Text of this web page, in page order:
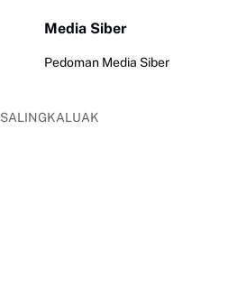
Media Siber
Pedoman Media Siber
SALINGKALUAK